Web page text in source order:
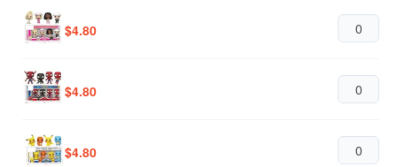
$4.80
$4.80
$4.80